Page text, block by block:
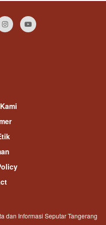
dan Informasi Seputar Tangerang